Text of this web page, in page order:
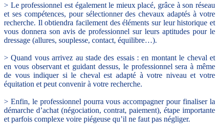
> Le professionnel est également le mieux placé, grâce à son réseau
et ses compétences, pour sélectionner des chevaux adaptés à votre
recherche. Il obtiendra facilement des éléments sur leur historique et
vous donnera son avis de professionnel sur leurs aptitudes pour le
dressage (allures, souplesse, contact, équilibre…).
> Quand vous arrivez au stade des essais : en montant le cheval et
en vous observant et guidant dessus, le professionnel sera à même
de vous indiquer si le cheval est adapté à votre niveau et votre
équitation et peut convenir à votre recherche.
> Enfin, le professionnel pourra vous accompagner pour finaliser la
démarche d’achat (négociation, contrat, paiement), étape importante
et parfois complexe voire piégeuse qu’il ne faut pas négliger.